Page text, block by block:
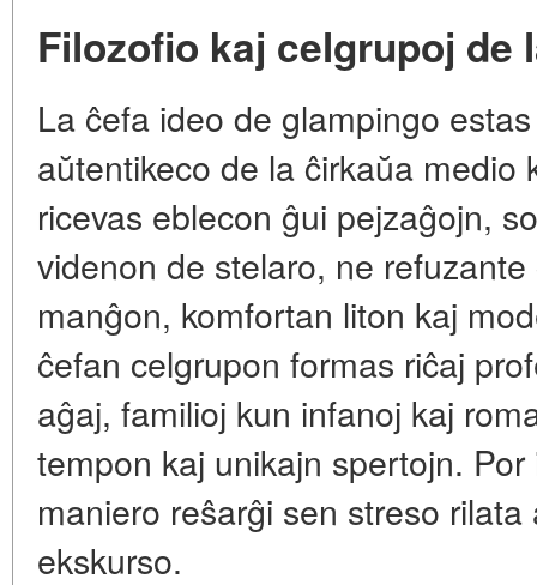
Filozofio kaj celgrupoj de
La ĉefa ideo de glampingo
aŭtentikeco de la ĉirkaŭa medio
ricevas eblecon ĝui pejzaĝojn,
videnon de stelaro, ne
manĝon, komfortan liton kaj
ĉefan celgrupon formas riĉaj
aĝaj, familioj kun infanoj kaj
tempon kaj unikajn spertojn.
maniero reŝarĝi sen streso
ekskurso.